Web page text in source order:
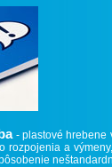
- plastové hrebene
rozpojenia a